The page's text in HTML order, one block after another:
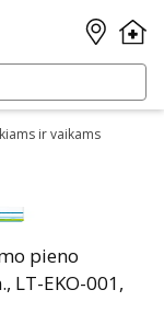
ir vaikams
pieno
LT-EKO-001,